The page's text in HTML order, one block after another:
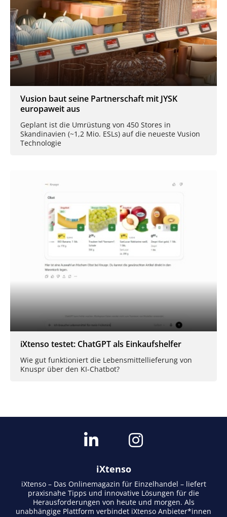
Vusion baut seine Partnerschaft mit JYSK
europaweit aus
Geplant ist die Umrüstung von 450 Stores in
Skandinavien (~1,2 Mio. ESLs) auf die neueste Vusion
Technologie
iXtenso testet: ChatGPT als Einkaufshelfer
Wie gut funktioniert die Lebensmittellieferung von
Knuspr über den KI-Chatbot?
iXtenso
iXtenso – Das Onlinemagazin für Einzelhandel – liefert
praxisnahe Tipps und innovative Lösungen für die
Herausforderungen von heute und morgen. Als
unabhängige Plattform verbindet iXtenso Anbieter*innen